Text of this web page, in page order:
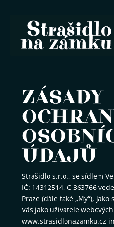
ZÁSADY
ÚDAJŮ
Strašidlo s.r.o., se sídlem
IČ: 14312514, C 363766
Praze (dále také „My“),
Vás jako uživatele
www.strasidlonazamku.cz